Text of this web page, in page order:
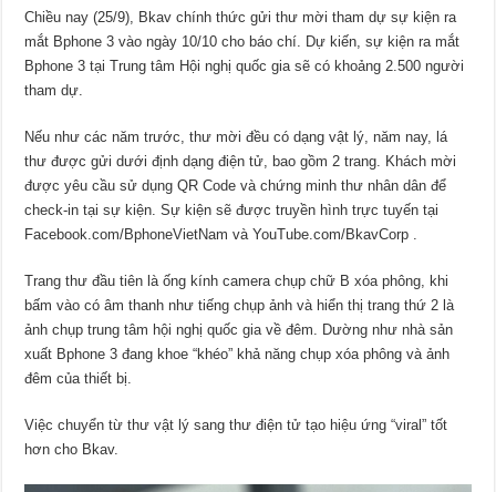
Chiều nay (25/9), Bkav chính thức gửi thư mời tham dự sự kiện ra
mắt Bphone 3 vào ngày 10/10 cho báo chí. Dự kiến, sự kiện ra mắt
Bphone 3 tại Trung tâm Hội nghị quốc gia sẽ có khoảng 2.500 người
tham dự.
Nếu như các năm trước, thư mời đều có dạng vật lý, năm nay, lá
thư được gửi dưới định dạng điện tử, bao gồm 2 trang. Khách mời
được yêu cầu sử dụng QR Code và chứng minh thư nhân dân để
check-in tại sự kiện. Sự kiện sẽ được truyền hình trực tuyến tại
Facebook.com/BphoneVietNam và YouTube.com/BkavCorp .
Trang thư đầu tiên là ống kính camera chụp chữ B xóa phông, khi
bấm vào có âm thanh như tiếng chụp ảnh và hiển thị trang thứ 2 là
ảnh chụp trung tâm hội nghị quốc gia về đêm. Dường như nhà sản
xuất Bphone 3 đang khoe “khéo” khả năng chụp xóa phông và ảnh
đêm của thiết bị.
Việc chuyển từ thư vật lý sang thư điện tử tạo hiệu ứng “viral” tốt
hơn cho Bkav.